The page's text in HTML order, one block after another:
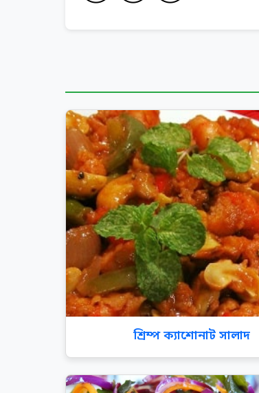
শ্রিম্প ক্যাশোনাট সালাদ